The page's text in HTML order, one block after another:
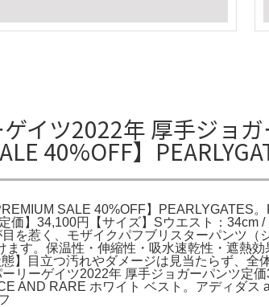
ゲイツ2022年 厚手ジョ
40%OFF】
SALE 40%OFF】PEARLYGATES
価】34,100円【サイズ】Sウエスト：
を惹く、モザイクパフブリスターパンツ
ます。保温性・伸縮性・吸水速乾性・遮熱
】目立つ汚れやダメージは見当たらず、
ーリーゲイツ2022年 厚手ジョガーパンツ
AND RARE ホワイト ベスト。アディダ